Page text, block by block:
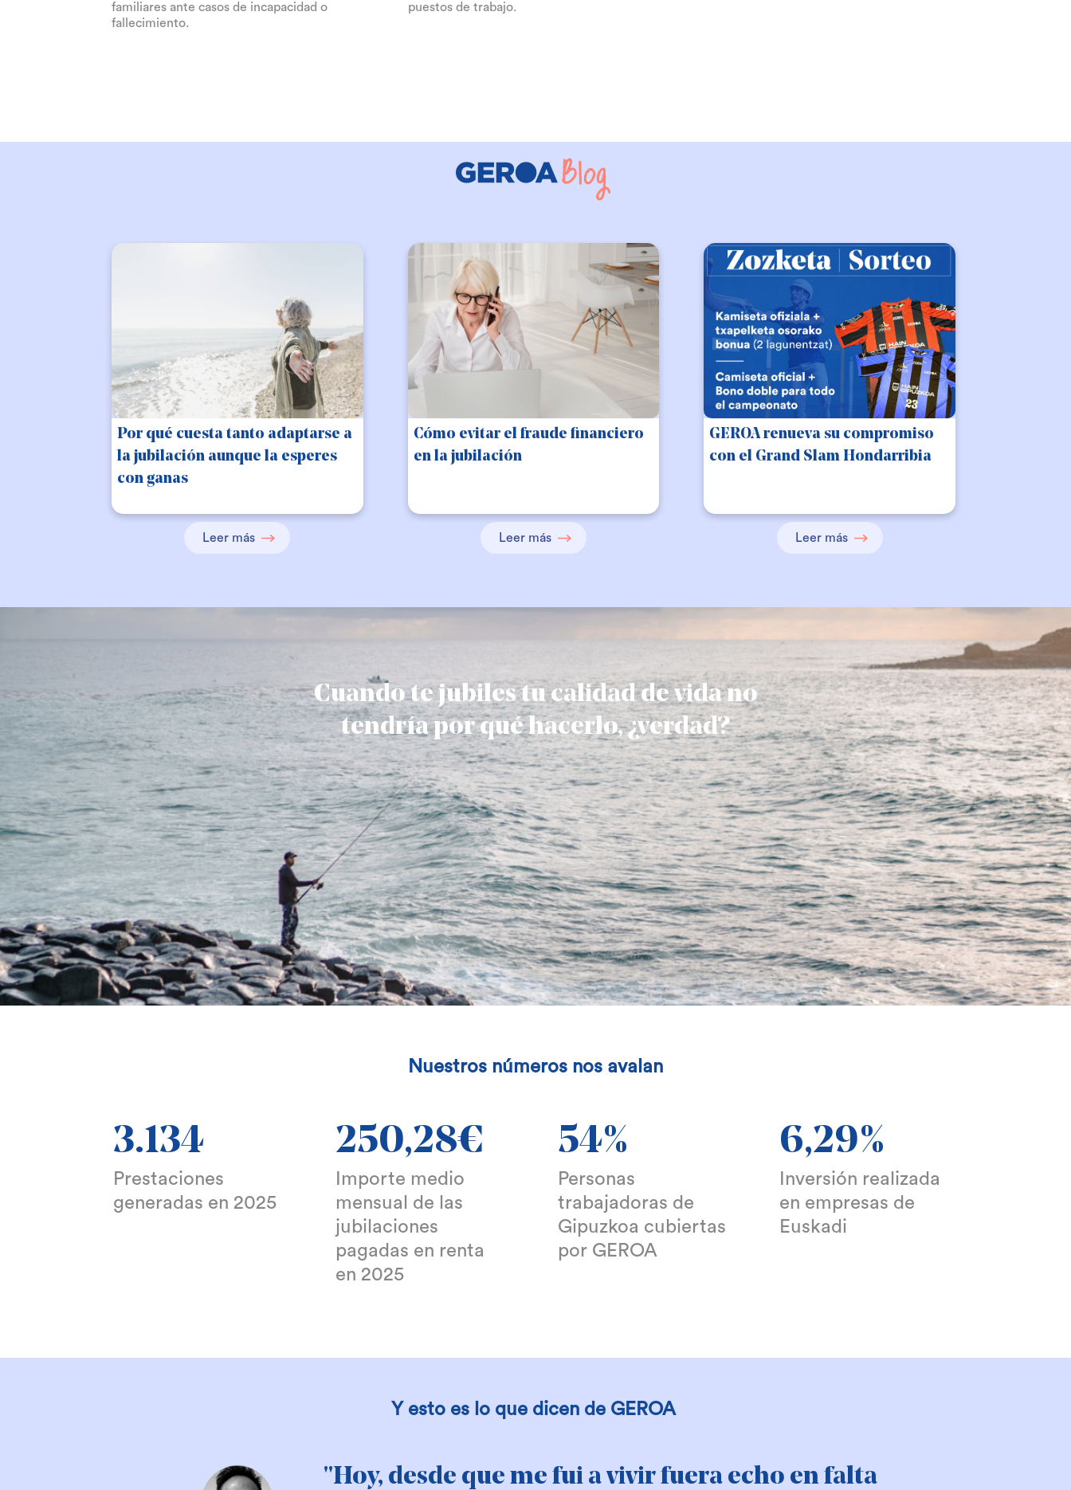
familiares ante casos de incapacidad o
fallecimiento.
puestos de trabajo.
Por qué cuesta tanto adaptarse a
la jubilación aunque la esperes
con ganas
Leer más
Cómo evitar el fraude financiero
en la jubilación
Leer más
GEROA renueva su compromiso
con el Grand Slam Hondarribia
Leer más
Cuando te jubiles tu calidad de vida no
tendría por qué hacerlo, ¿verdad?
Nuestros números nos avalan
3.134
Prestaciones
generadas en 2025
250,28€
Importe medio
mensual de las
jubilaciones
pagadas en renta
en 2025
54%
Personas
trabajadoras de
Gipuzkoa cubiertas
por GEROA
6,29%
Inversión realizada
en empresas de
Euskadi
Y esto es lo que dicen de GEROA
"Con todo lo que se oye, no sé qué pensión me